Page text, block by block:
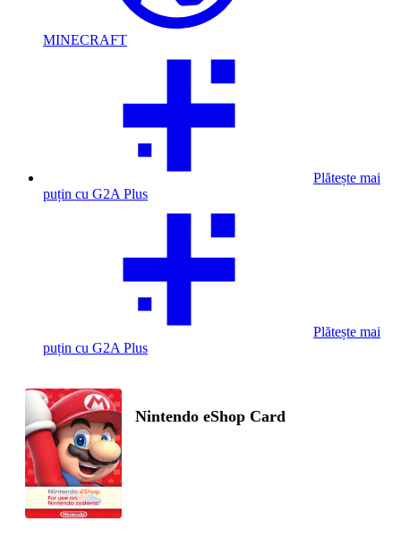
MINECRAFT
Plătește mai
puțin cu G2A Plus
Plătește mai
puțin cu G2A Plus
Nintendo eShop Card